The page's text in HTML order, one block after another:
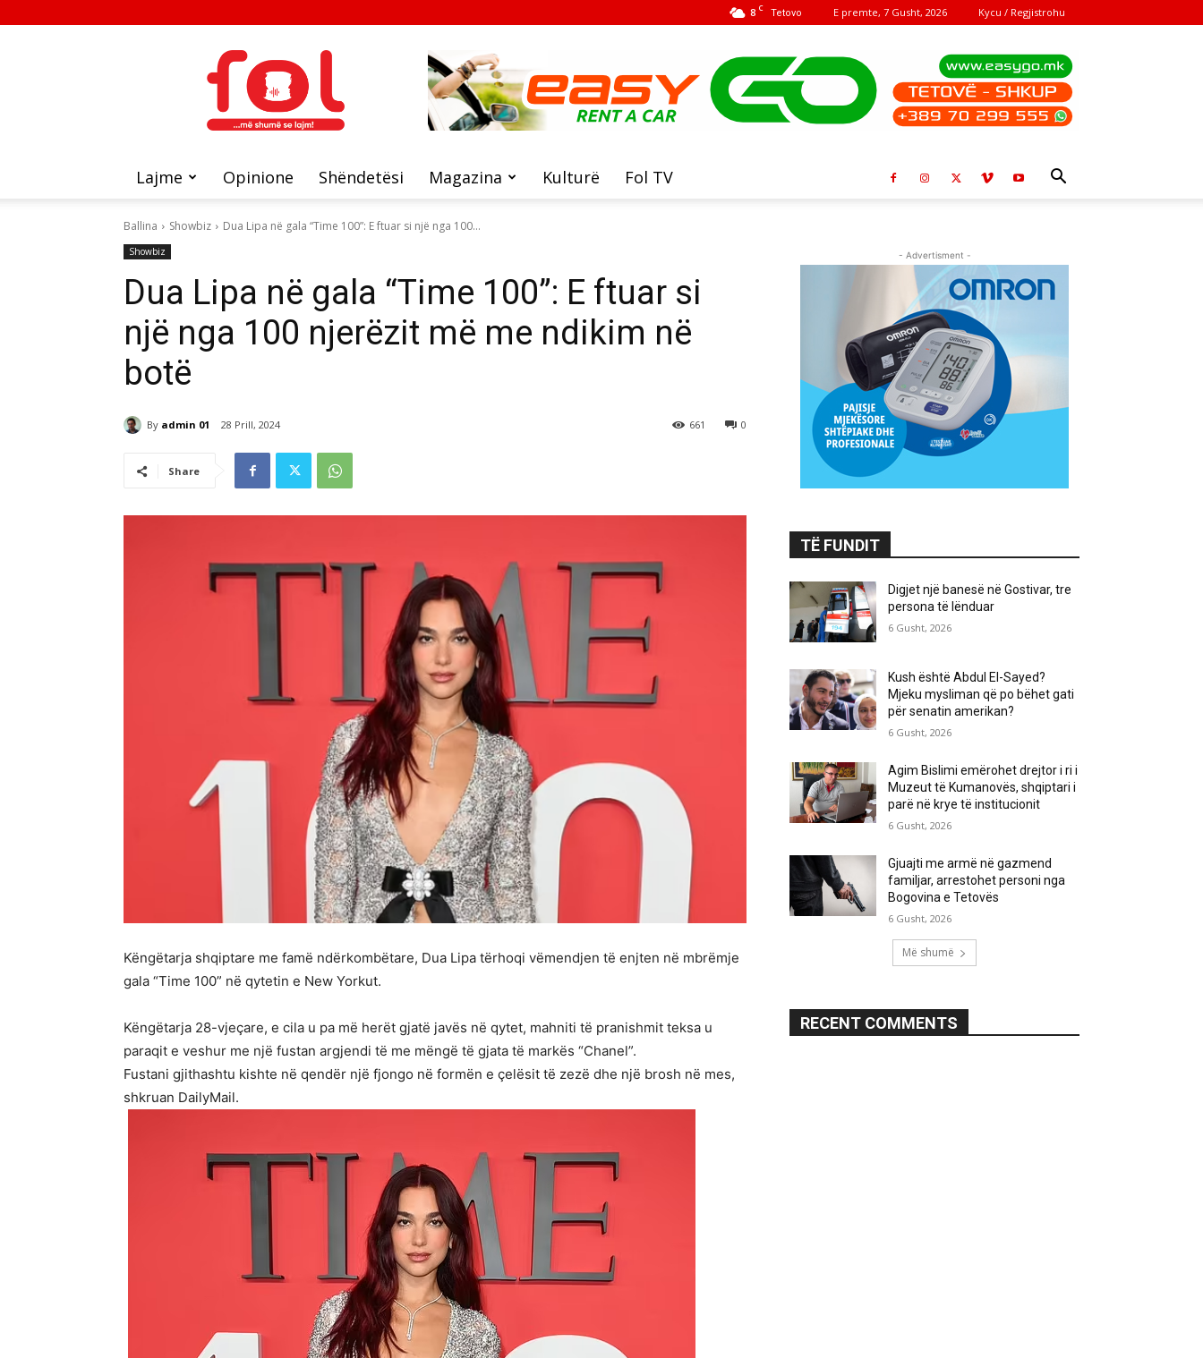
8 C Tetovo E premte, 7 Gusht, 2026 Kycu / Regjistrohu
FOL
Lajme Opinione Shëndetësi Magazina Kulturë Fol TV
Ballina Showbiz Dua Lipa në gala “Time 100”: E ftuar si një nga 100...
Showbiz
Dua Lipa në gala “Time 100”: E ftuar si
një nga 100 njerëzit më me ndikim në
botë
By admin 01 28 Prill, 2024 0
661
Share
Këngëtarja shqiptare me famë ndërkombëtare, Dua Lipa tërhoqi vëmendjen të enjten në mbrëmje
gala “Time 100” në qytetin e New Yorkut.
Këngëtarja 28-vjeçare, e cila u pa më herët gjatë javës në qytet, mahniti të pranishmit teksa u
paraqit e veshur me një fustan argjendi të me mëngë të gjata të markës “Chanel”.
Fustani gjithashtu kishte në qendër një fjongo në formën e çelësit të zezë dhe një brosh në mes,
shkruan DailyMail.
- Advertisment -
TË FUNDIT
Digjet një banesë në Gostivar, tre
persona të lënduar
6 Gusht, 2026
Kush është Abdul El-Sayed?
Mjeku mysliman që po bëhet gati
për senatin amerikan?
6 Gusht, 2026
Agim Bislimi emërohet drejtor i ri i
Muzeut të Kumanovës, shqiptari i
parë në krye të institucionit
6 Gusht, 2026
Gjuajti me armë në gazmend
familjar, arrestohet personi nga
Bogovina e Tetovës
6 Gusht, 2026
Më shumë
RECENT COMMENTS